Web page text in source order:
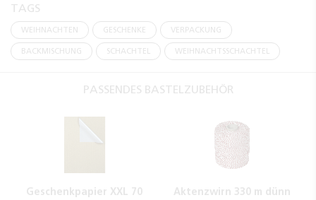
TAGS
WEIHNACHTEN GESCHENKE VERPACKUNG
BACKMISCHUNG SCHACHTEL WEIHNACHTSSCHACHTEL
PASSENDES BASTELZUBEHÖR
Geschenkpapier XXL 70
Aktenzwirn 330 m dünn